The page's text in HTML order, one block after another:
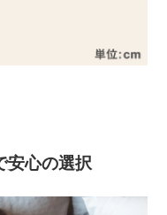
安心の選択